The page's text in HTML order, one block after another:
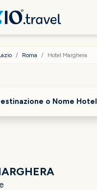
Roma Hotel Marghera
o Nome Hotel